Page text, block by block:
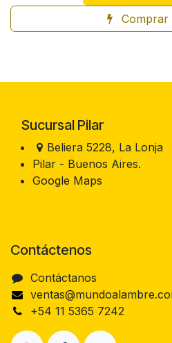
Comprar
Sucursal Pilar
Beliera 5228, La Lonja
Pilar - Buenos Aires.
Google Maps
Contáctenos
Contáctanos
+54 11 5365 7242